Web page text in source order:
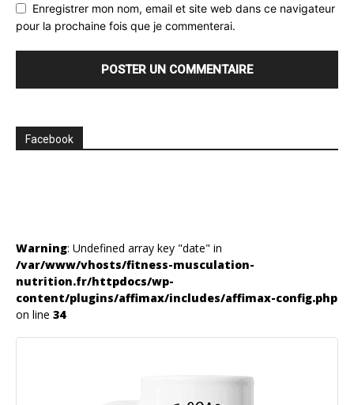
Enregistrer mon nom, email et site web dans ce navigateur
pour la prochaine fois que je commenterai.
Facebook
Warning: Undefined array key "date" in
/var/www/vhosts/fitness-musculation-
nutrition.fr/httpdocs/wp-
content/plugins/affimax/includes/affimax-config.php
on line 34